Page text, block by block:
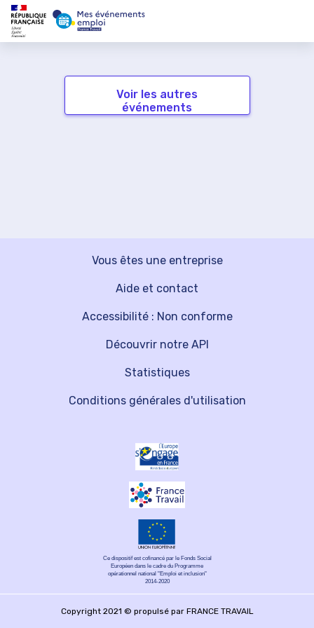
Voir les autres
événements
Vous êtes une entreprise
Découvrir notre API
Aide et contact
Statistiques
Accessibilité : Non conforme
Conditions générales d'utilisation
Ce dispositif est cofinancé par le Fonds Social
Européen dans le cadre du Programme
opérationnel national "Emploi et inclusion"
2014-2020
Copyright 2021 © propulsé par FRANCE TRAVAIL